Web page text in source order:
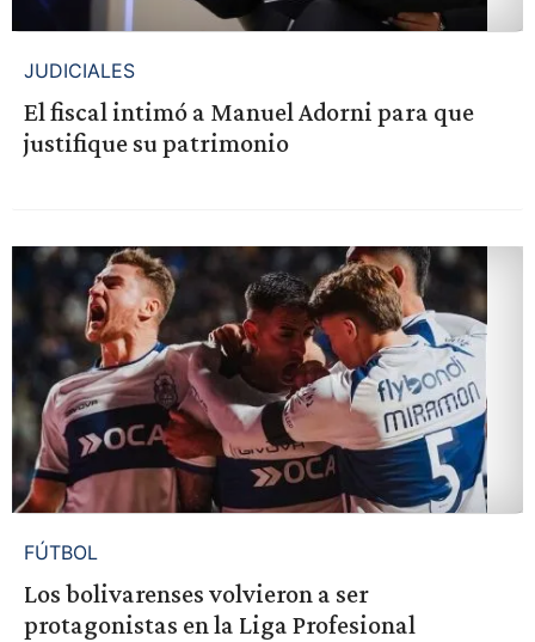
JUDICIALES
El fiscal intimó a Manuel Adorni para que
justifique su patrimonio
FÚTBOL
Los bolivarenses volvieron a ser
protagonistas en la Liga Profesional